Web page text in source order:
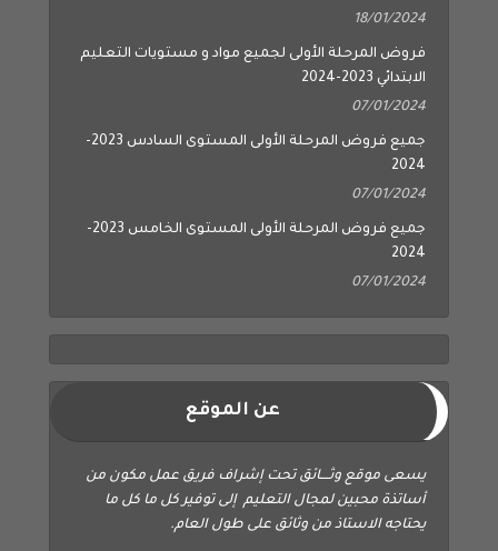
18/01/2024
فروض المرحلة الأولى لجميع مواد و مستويات التعليم
الابتدائي 2023-2024
07/01/2024
جميع فروض المرحلة الأولى المستوى السادس 2023-
2024
07/01/2024
جميع فروض المرحلة الأولى المستوى الخامس 2023-
2024
07/01/2024
عن الموقع
يسعى موقع وثــــائق تحت إشراف فريق عمل مكون من
أساتذة محبين لمجال التعليم إلى توفير كل ما كل ما
يحتاجه الاستاذ من وثائق على طول العام.